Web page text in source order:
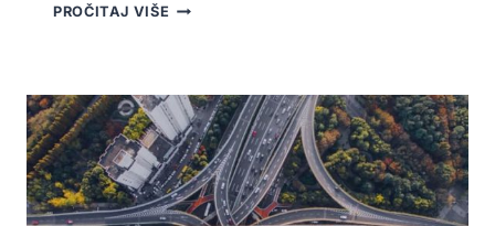
PROČITAJ VIŠE KAKO
POŠTOM
ILI
KURIRSKOM
SLUŽBOM